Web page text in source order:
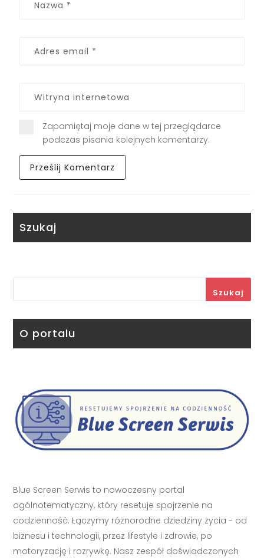
Zapamiętaj moje dane w tej przeglądarce
podczas pisania kolejnych komentarzy.
Szukaj
Szukaj
O portalu
Blue Screen Serwis to nowoczesny portal
ogólnotematyczny, który resetuje spojrzenie na
codzienność. Łączymy różnorodne dziedziny życia - od
biznesu i technologii, przez lifestyle i zdrowie, po
motoryzację i rozrywkę. Nasz zespół doświadczonych